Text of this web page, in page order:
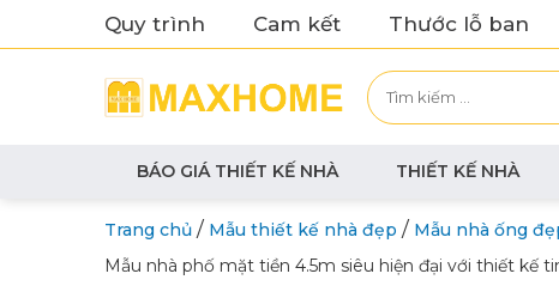
Quy trình Cam kết Thước lỗ ban
BÁO GIÁ THIẾT KẾ NHÀ THIẾT KẾ NHÀ
Trang chủ / Mẫu thiết kế nhà đẹp / Mẫu nhà ống
Mẫu nhà phố mặt tiền 4.5m siêu hiện đại với thiết kế